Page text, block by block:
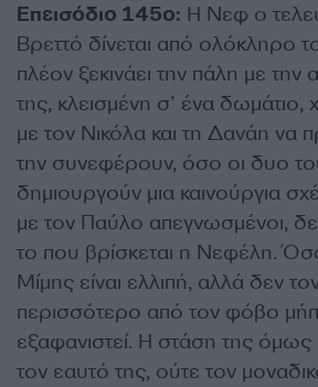
Eπεισόδιο 145ο: Η Νεφ ο
Βρεττό δίνεται από ολόκληρο το
πλέον ξεκινάει την πάλη με
της, κλεισμένη σ’ ένα δωμάτιο,
με τον Νικόλα και τη Δανάη να
την συνεφέρουν, όσο οι δυο
δημιουργούν μια καινούργια
με τον Παύλο απεγνωσμένοι,
το που βρίσκεται η Νεφέλη.
Μίμης είναι ελλιπή, αλλά δεν
περισσότερο από τον φόβο
εξαφανιστεί. Η στάση της
τον εαυτό της, ούτε τον